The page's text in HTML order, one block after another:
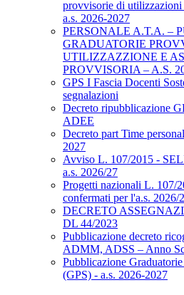
provvisorie di utilizzazioni
a.s. 2026-2027
PERSONALE A.T.A. –
GRADUATORIE
UTILIZZAZZIONE E
PROVVISORIA – A.S.
GPS I Fascia Docenti
segnalazioni
Decreto ripubblicazione
ADEE
Decreto part Time
2027
Avviso L. 107/2015 -
a.s. 2026/27
Progetti nazionali L. 107/
confermati per l'a.s. 2026/
DECRETO
DL 44/2023
Pubblicazione decreto
ADMM, ADSS – Anno
Pubblicazione
(GPS) - a.s. 2026-2027